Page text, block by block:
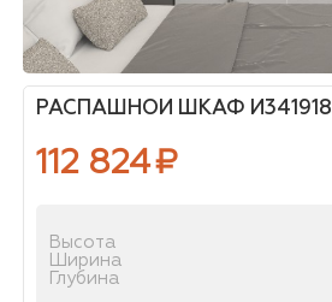
РАСПАШНОЙ ШКАФ И341918
112 824₽
Высота
Ширина
Глубина